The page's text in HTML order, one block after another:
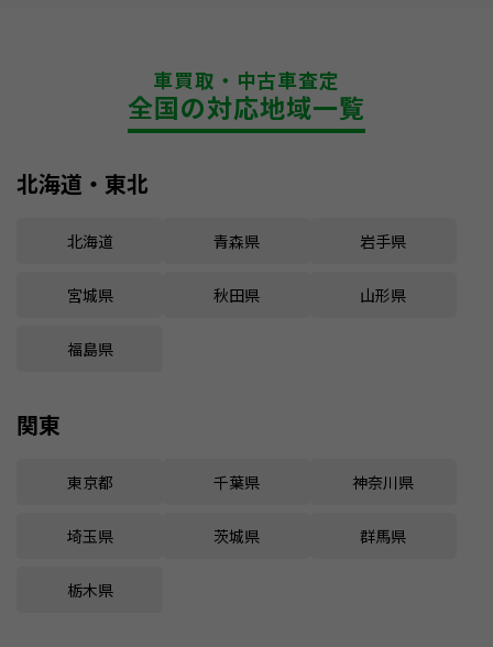
車買取・中古車査定
全国の対応地域一覧
北海道・東北
北海道 青森県 岩手県
宮城県 秋田県 山形県
福島県
関東
東京都 千葉県 神奈川県
埼玉県 茨城県 群馬県
栃木県